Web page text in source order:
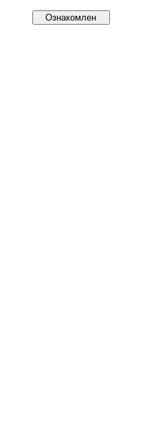
Ознакомлен